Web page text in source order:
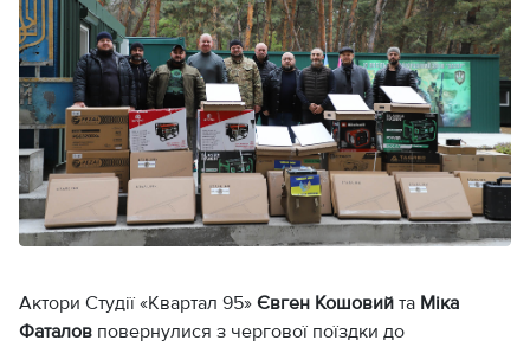
Актори Студії «Квартал 95» Євген Кошовий та Міка
Фаталов повернулися з чергової поїздки до